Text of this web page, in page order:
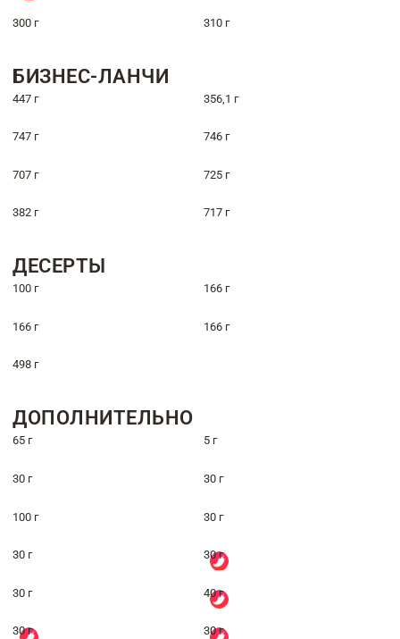
300 г 310 г
БИЗНЕС-ЛАНЧИ
447 г 356,1 г
747 г 746 г
707 г 725 г
382 г 717 г
ДЕСЕРТЫ
100 г 166 г
166 г 166 г
498 г
ДОПОЛНИТЕЛЬНО
65 г 5 г
30 г 30 г
100 г 30 г
30 г 30 г
30 г 40 г
30 г 30 г